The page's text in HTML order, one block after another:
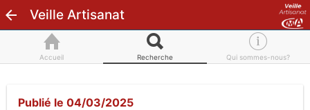
Veille Artisanat
Accueil Recherche Qui sommes-nous?
Publié le 04/03/2025